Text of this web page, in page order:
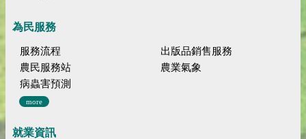
為民服務
服務流程
出版品銷售服務
農民服務站
農業氣象
病蟲害預測
more
就業資訊